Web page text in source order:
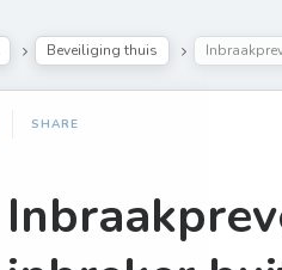
Beveiliging thuis
SHARE